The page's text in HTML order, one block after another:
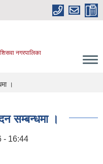
नगरपालिका
।
सम्बन्धमा ।
- 16:44